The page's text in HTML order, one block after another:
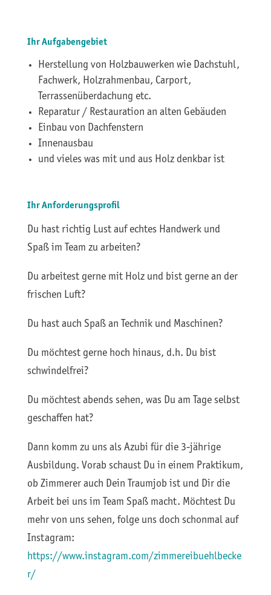
Ihr Aufgabengebiet
Herstellung von Holzbauwerken wie Dachstuhl,
Fachwerk, Holzrahmenbau, Carport,
Terrassenüberdachung etc.
Reparatur / Restauration an alten Gebäuden
Einbau von Dachfenstern
Innenausbau
und vieles was mit und aus Holz denkbar ist
Ihr Anforderungsprofil
Du hast richtig Lust auf echtes Handwerk und
Spaß im Team zu arbeiten?
Du arbeitest gerne mit Holz und bist gerne an der
frischen Luft?
Du hast auch Spaß an Technik und Maschinen?
Du möchtest gerne hoch hinaus, d.h. Du bist
schwindelfrei?
Du möchtest abends sehen, was Du am Tage selbst
geschaffen hat?
Dann komm zu uns als Azubi für die 3-jährige
Ausbildung. Vorab schaust Du in einem Praktikum,
ob Zimmerer auch Dein Traumjob ist und Dir die
Arbeit bei uns im Team Spaß macht. Möchtest Du
mehr von uns sehen, folge uns doch schonmal auf
Instagram:
https://www.instagram.com/zimmereibuehlbecke
r/